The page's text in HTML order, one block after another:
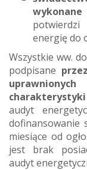
energię do
Wszystkie ww.
podpisane
audyt
dofinansowanie
miesiące od
jest brak
audyt